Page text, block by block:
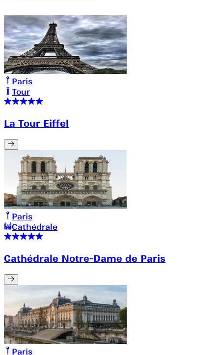
Paris
Tour
La Tour Eiffel
Paris
Cathédrale
Cathédrale Notre-Dame de Paris
Paris